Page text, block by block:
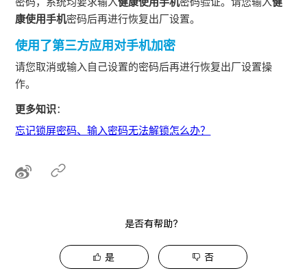
康使用手机密码后再进行恢复出厂设置。
使用了第三方应用对手机加密
请您取消或输入自己设置的密码后再进行恢复出厂设置操
作。
更多知识：
忘记锁屏密码、输入密码无法解锁怎么办？
是否有帮助？
是 否